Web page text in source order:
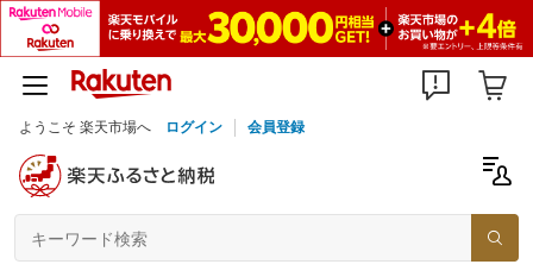
ようこそ 楽天市場へ ログイン 会員登録